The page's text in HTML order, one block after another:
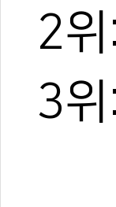
2
3
관련 뉴스